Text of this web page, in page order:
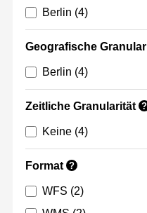
Berlin (4)
Geografische
Berlin (4)
Zeitliche Granularität ?
Keine (4)
Format ?
WFS (2)